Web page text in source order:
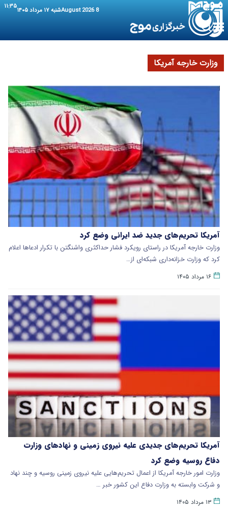
8 August 2026 شنبه ۱۷ مرداد ۱۴۰۵ ۱۱:۳۵
وزارت خارجه آمریکا
آمریکا تحریم‌های جدید ضد ایرانی وضع کرد
وزارت خارجه آمریکا در راستای رویکرد فشار حداکثری واشنگتن با تکرار ادعاها اعلام
کرد که وزارت خزانه‌داری شبکه‌ای از…
۱۶ مرداد ۱۴۰۵
آمریکا تحریم‌های جدیدی علیه نیروی زمینی و نهادهای وزارت
دفاع روسیه وضع کرد
وزارت امور خارجه آمریکا از اعمال تحریم‌هایی علیه نیروی زمینی روسیه و چند نهاد
و شرکت وابسته به وزارت دفاع این کشور خبر …
۱۳ مرداد ۱۴۰۵